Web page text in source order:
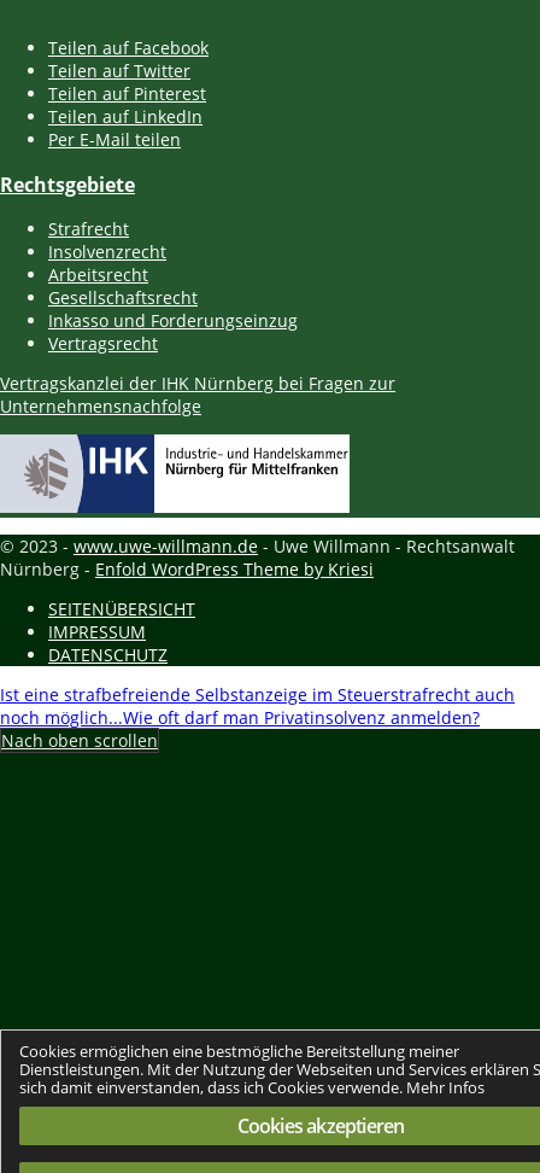
Teilen auf Facebook
Teilen auf Twitter
Teilen auf Pinterest
Teilen auf LinkedIn
Per E-Mail teilen
Rechtsgebiete
Strafrecht
Insolvenzrecht
Arbeitsrecht
Gesellschaftsrecht
Inkasso und Forderungseinzug
Vertragsrecht
Vertragskanzlei der IHK Nürnberg bei Fragen zur
Unternehmensnachfolge
© 2023 - www.uwe-willmann.de - Uwe Willmann - Rechtsanwalt
Nürnberg - Enfold WordPress Theme by Kriesi
SEITENÜBERSICHT
IMPRESSUM
DATENSCHUTZ
Ist eine strafbefreiende Selbstanzeige im Steuerstrafrecht auch
noch möglich...Wie oft darf man Privatinsolvenz anmelden?
Nach oben scrollen
Cookies ermöglichen eine bestmögliche Bereitstellung meiner
Dienstleistungen. Mit der Nutzung der Webseiten und Services erklären
sich damit einverstanden, dass ich Cookies verwende. Mehr Infos
Cookies akzeptieren